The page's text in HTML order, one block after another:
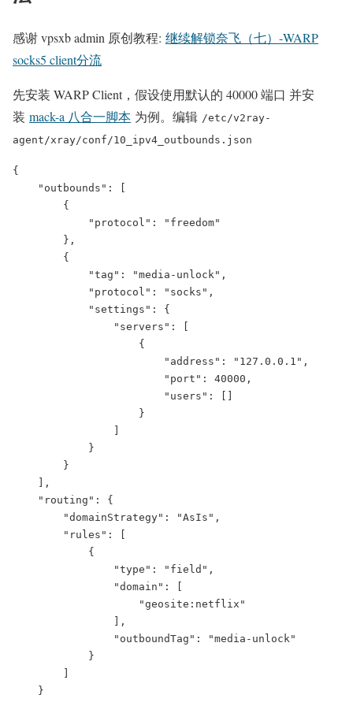
感谢 vpsxb admin 原创教程: 继续解锁奈飞（七）-WARP
socks5 client分流
先安装 WARP Client，假设使用默认的 40000 端口 并安
装 mack-a 八合一脚本 为例。编辑 /etc/v2ray-
agent/xray/conf/10_ipv4_outbounds.json
{
    "outbounds": [
        {
            "protocol": "freedom"
        },
        {
            "tag": "media-unlock",
            "protocol": "socks",
            "settings": {
                "servers": [
                    {
                        "address": "127.0.0.1",
                        "port": 40000,
                        "users": []
                    }
                ]
            }
        }
    ],
    "routing": {
        "domainStrategy": "AsIs",
        "rules": [
            {
                "type": "field",
                "domain": [
                    "geosite:netflix"
                ],
                "outboundTag": "media-unlock"
            }
        ]
    }